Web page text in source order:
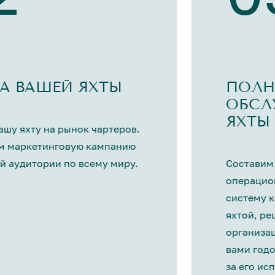
ВАШЕЙ ЯХТЫ
яхту на рынок чартеров.
маркетинговую кампанию
аудитории по всему миру.
ЯХТЫ
систему
яхтой,
вами
за его